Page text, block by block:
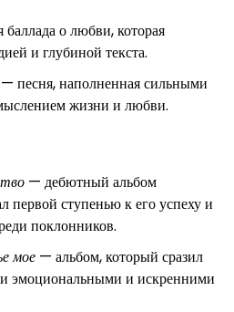
баллада о любви, которая
и глубиной текста.
— песня, наполненная сильными
жизни и любви.
— дебютный альбом
первой ступенью к его успеху и
поклонников.
мое — альбом, который сразил
эмоциональными и искренними